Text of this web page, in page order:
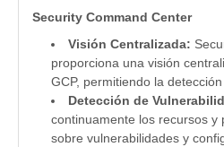
Security Command Center
Visión Centralizada:
proporciona una visión
GCP, permitiendo la
Detección de
continuamente los recursos y
sobre vulnerabilidades y